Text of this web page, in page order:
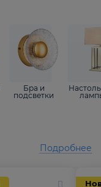
Бра и
подсветки
Подробнее